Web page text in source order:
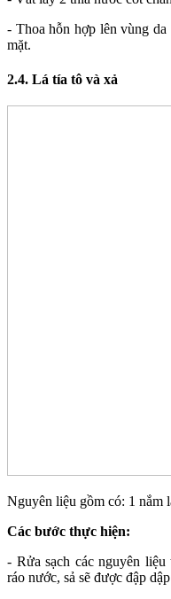
- Thoa hỗn hợp lên vùng
mặt.
2.4. Lá tía tô và xả
Nguyên liệu gồm có: 1 nắm
Các bước thực hiện:
- Rửa sạch các nguyên
ráo nước, sả sẽ được đập